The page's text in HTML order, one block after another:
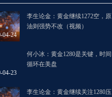
04-24
李生论金：黄金继续1272空，原
油则强势不改（视频）
04-23
何小冰：黄金1280是关键，时间
循环在美盘
李生论金：黄金继续关注1280压